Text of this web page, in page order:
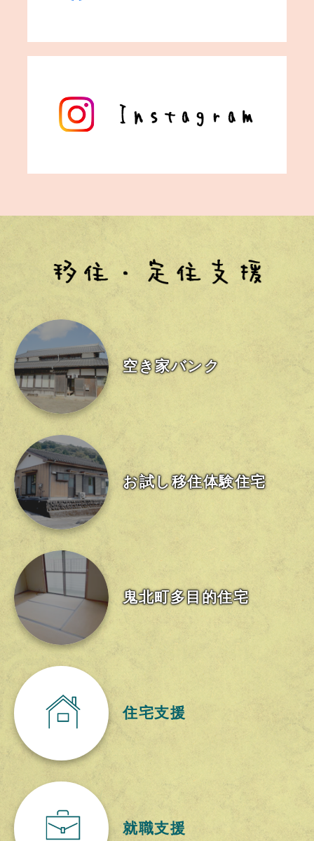
空き家バンク
お試し移住体験住宅
鬼北町多目的住宅
住宅支援
就職支援